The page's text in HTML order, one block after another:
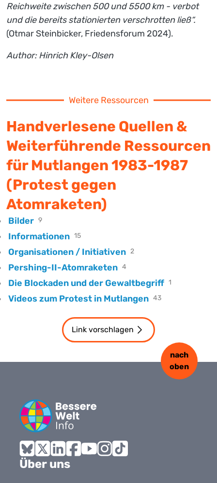
Reichweite zwischen 500 und 5500 km - verbot
und die bereits stationierten verschrotten ließ“.
(Otmar Steinbicker, Friedensforum 2024).
Author: Hinrich Kley-Olsen
Weitere Ressourcen
Handverlesene Quellen &
Weiterführende Ressourcen
für Mutlangen 1983-1987
(Protest gegen
Atomraketen)
Bilder 9
Informationen 15
Organisationen / Initiativen 2
Pershing-II-Atomraketen 4
Die Blockaden und der Gewaltbegriff 1
Videos zum Protest in Mutlangen 43
Link vorschlagen
Bluesky
X LinkedInFacebook
nach
oben
Über uns